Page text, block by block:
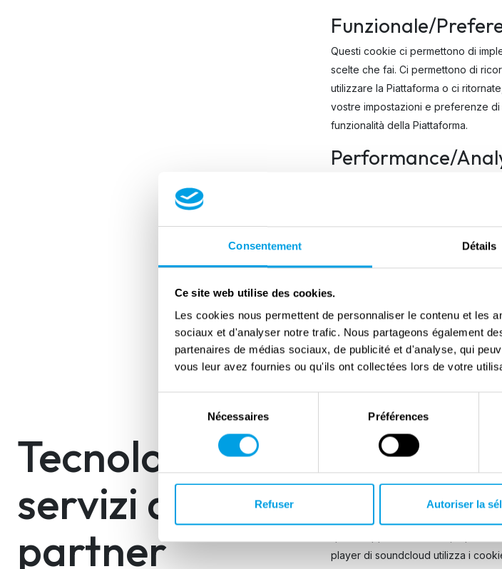
Consentement Détails
Ce site web utilise des cookies.
Les cookies nous permettent de personnaliser le contenu et les
sociaux et d'analyser notre trafic. Nous partageons également
partenaires de médias sociaux, de publicité et d'analyse, qui
vous leur avez fournies ou qu'ils ont collectées lors de votre
consentement
Nécessaires Préférences
Refuser Autoriser la
Funzionale/
Questi cookie ci permettono di
scelte che fai. Ci permettono di
utilizzare la Piattaforma o ci
vostre impostazioni e preferenze
funzionalità della Piattaforma.
Performance/
miglioramenti apportare. Per
questi cookie anche per
Per esempio, possiamo ottenere
permettono di conoscere
che le informazioni offerte siano di
Tecnologie e
servizi dei
partner
Abbiamo permesso ad alcuni
Piattaforma per le stesse finalità
Soundcloud
player di soundcloud utilizza i